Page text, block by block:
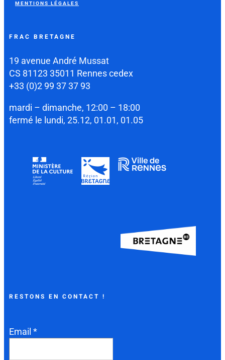
MENTIONS LÉGALES
FRAC BRETAGNE
19 avenue André Mussat
CS 81123 35011 Rennes cedex
+33 (0)2 99 37 37 93
mardi – dimanche, 12:00 – 18:00
fermé le lundi, 25.12, 01.01, 01.05
RESTONS EN CONTACT !
Email *